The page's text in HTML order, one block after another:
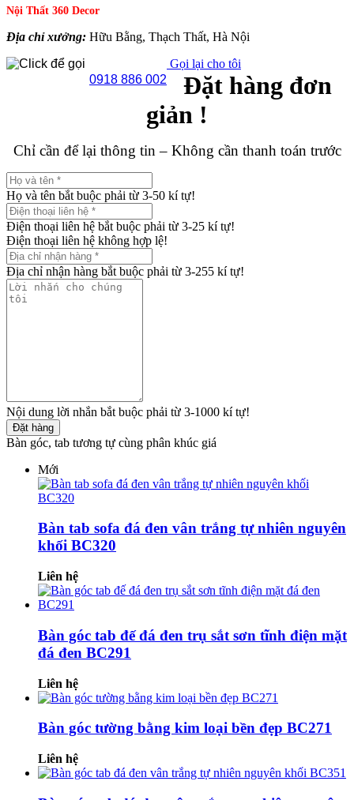
Nội Thất 360 Decor
Địa chỉ xưởng: Hữu Bằng, Thạch Thất, Hà Nội
0918 886 002
Gọi lại cho tôi
Đặt hàng đơn
giản !
Chỉ cần để lại thông tin – Không cần thanh toán trước
Họ và tên bắt buộc phải từ 3-50 kí tự!
Điện thoại liên hệ bắt buộc phải từ 3-25 kí tự!
Điện thoại liên hệ không hợp lệ!
Địa chỉ nhận hàng bắt buộc phải từ 3-255 kí tự!
Nội dung lời nhắn bắt buộc phải từ 3-1000 kí tự!
Đặt hàng
Bàn góc, tab tương tự cùng phân khúc giá
Mới
Bàn tab sofa đá đen vân trắng tự nhiên nguyên
khối BC320
Liên hệ
Bàn góc tab đế đá đen trụ sắt sơn tĩnh điện mặt
đá đen BC291
Liên hệ
Bàn góc tường bằng kim loại bền đẹp BC271
Liên hệ